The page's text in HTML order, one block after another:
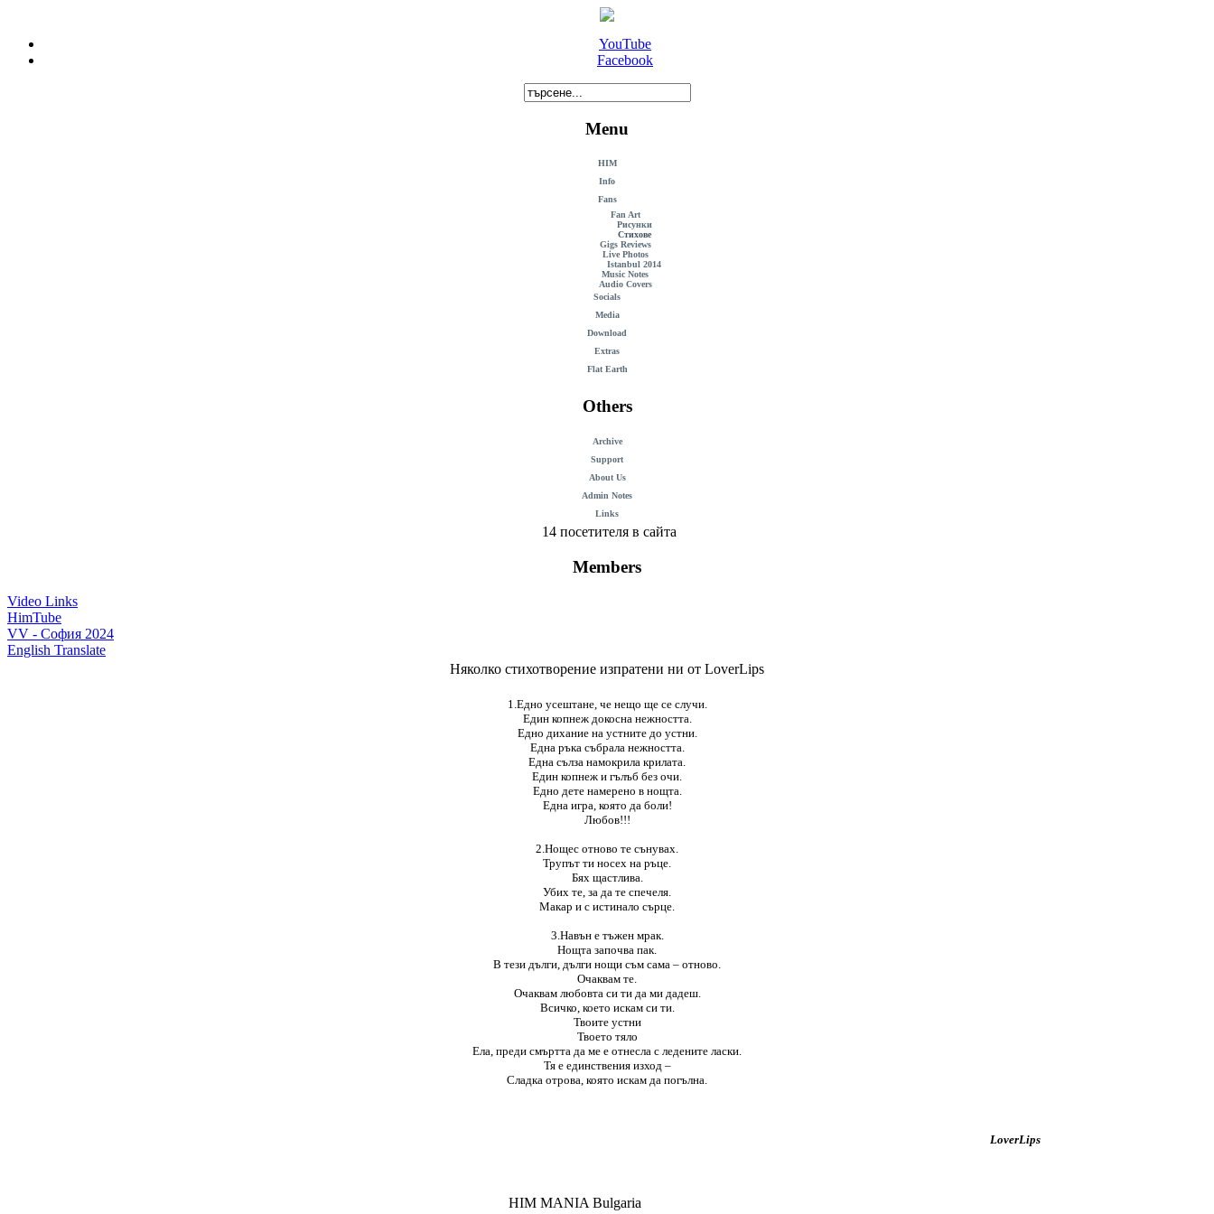
YouTube
Facebook
Menu
HIM
Info
Fans
Fan Art
Рисунки
Стихове
Gigs Reviews
Live Photos
Istanbul 2014
Music Notes
Audio Covers
Socials
Media
Download
Extras
Flat Earth
Others
Archive
Support
About Us
Admin Notes
Links
14 посетителя в сайта
Members
Video Links
HimTube
VV - София 2024
English Translate
Няколко стихотворение изпратени ни от LoverLips
1.Едно усештане, че нещо ще се случи.
Един копнеж докосна нежността.
Едно дихание на устните до устни.
Една ръка събрала нежността.
Една сълза намокрила крилата.
Един копнеж и гълъб без очи.
Едно дете намерено в нощта.
Една игра, която да боли!
Любов!!!
2.Нощес отново те сънувах.
Трупът ти носех на ръце.
Бях щастлива.
Убих те, за да те спечеля.
Макар и с истинало сърце.
3.Навън е тъжен мрак.
Нощта започва пак.
В тези дълги, дълги нощи съм сама – отново.
Очаквам те.
Очаквам любовта си ти да ми дадеш.
Всичко, което искам си ти.
Твоите устни
Твоето тяло
Ела, преди смъртта да ме е отнесла с ледените ласки.
Тя е единствения изход –
Сладка отрова, която искам да погълна.
LoverLips
HIM MANIA Bulgaria